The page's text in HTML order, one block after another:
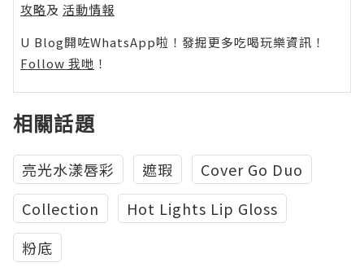
攻略及 活動情報
U Blog開咗WhatsApp啦！發掘更多吃喝玩樂資訊！
Follow 我哋 ！
相關話題
亮光水漾唇彩 遮瑕
Cover Go Duo
Collection
Hot Lights Lip Gloss
粉底